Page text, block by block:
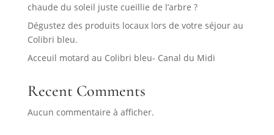
chaude du soleil juste cueillie de l’arbre ?
Dégustez des produits locaux lors de votre séjour au
Colibri bleu.
Acceuil motard au Colibri bleu- Canal du Midi
Recent Comments
Aucun commentaire à afficher.